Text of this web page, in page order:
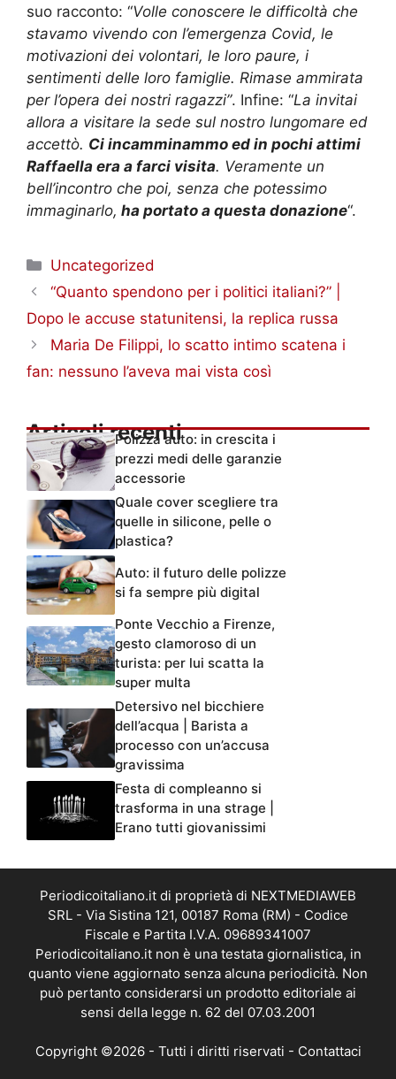
suo racconto: “Volle conoscere le difficoltà che
stavamo vivendo con l’emergenza Covid, le
motivazioni dei volontari, le loro paure, i
sentimenti delle loro famiglie. Rimase ammirata
per l’opera dei nostri ragazzi”. Infine: “La invitai
allora a visitare la sede sul nostro lungomare ed
accettò. Ci incamminammo ed in pochi attimi
Raffaella era a farci visita. Veramente un
bell’incontro che poi, senza che potessimo
immaginarlo, ha portato a questa donazione“.
Categorie
Uncategorized
“Quanto spendono per i politici italiani?” |
Dopo le accuse statunitensi, la replica russa
Maria De Filippi, lo scatto intimo scatena i
fan: nessuno l’aveva mai vista così
Articoli recentiPolizza auto: in crescita i
prezzi medi delle garanzie
accessorie
Quale cover scegliere tra
quelle in silicone, pelle o
plastica?
Auto: il futuro delle polizze
si fa sempre più digital
Ponte Vecchio a Firenze,
gesto clamoroso di un
turista: per lui scatta la
super multa
Detersivo nel bicchiere
dell’acqua | Barista a
processo con un’accusa
gravissima
Festa di compleanno si
trasforma in una strage |
Erano tutti giovanissimi
Periodicoitaliano.it di proprietà di NEXTMEDIAWEB
SRL - Via Sistina 121, 00187 Roma (RM) - Codice
Fiscale e Partita I.V.A. 09689341007
Periodicoitaliano.it non è una testata giornalistica, in
quanto viene aggiornato senza alcuna periodicità. Non
può pertanto considerarsi un prodotto editoriale ai
sensi della legge n. 62 del 07.03.2001
Copyright ©2026 - Tutti i diritti riservati - Contattaci